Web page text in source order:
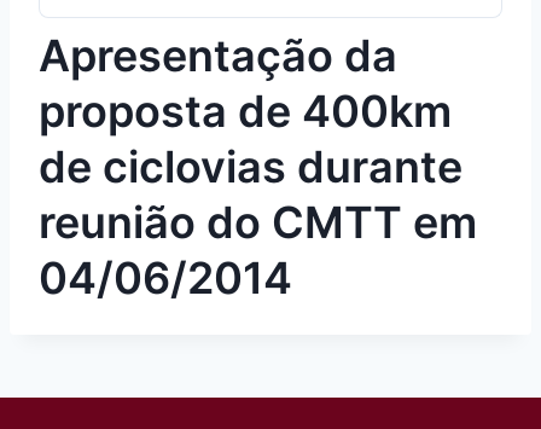
Apresentação da
proposta de 400km
de ciclovias durante
reunião do CMTT em
04/06/2014